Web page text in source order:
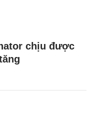
chịu được